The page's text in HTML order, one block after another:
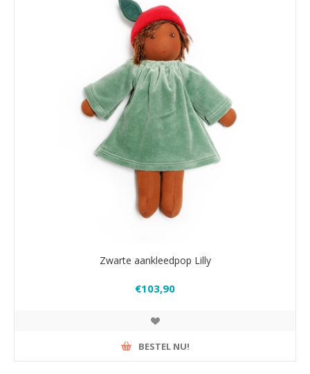
Zwarte aankleedpop Lilly
€103,90
BESTEL NU!